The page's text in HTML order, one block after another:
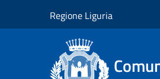
Regione Liguria